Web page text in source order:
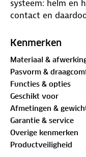
systeem: helm en
contact en
constante
een uitstekende
Voor een goede
CASCO gebruik
zogeheten
plaats van
lichtfuncties
Kenmerken
Materiaal &
Pasvorm &
Functies & opties
Geschikt voor
Afmetingen &
Garantie & service
Overige kenmerken
Productveiligheid